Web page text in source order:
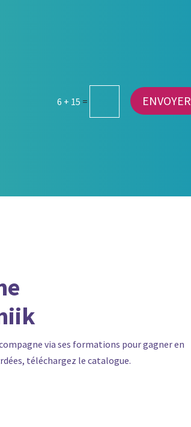
6 + 15 = ENVOYER
via ses formations pour gagner en
téléchargez le catalogue.